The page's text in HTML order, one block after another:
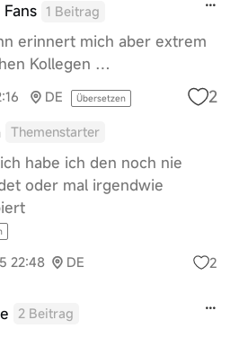
1 Beitrag
erinnert mich aber extrem
Kollegen …
DE Übersetzen 2
Themenstarter
habe ich den noch nie
oder mal irgendwie
22:48 DE 2
2 Beitrag